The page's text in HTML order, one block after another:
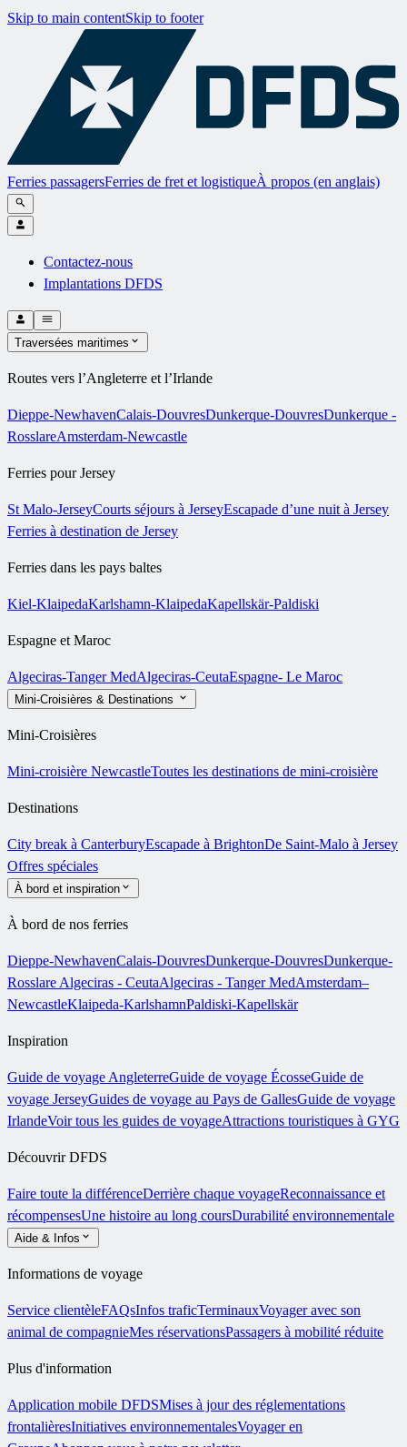
Skip to main contentSkip to footer
Ferries passagersFerries de fret et logistiqueÀ propos (en anglais)
Contactez-nous
Implantations DFDS
Traversées maritimes
Routes vers l’Angleterre et l’Irlande
Dieppe-NewhavenCalais-DouvresDunkerque-DouvresDunkerque -
RosslareAmsterdam-Newcastle
Ferries pour Jersey
St Malo-JerseyCourts séjours à JerseyEscapade d’une nuit à Jersey
Ferries à destination de Jersey
Ferries dans les pays baltes
Kiel-KlaipedaKarlshamn-KlaipedaKapellskär-Paldiski
Espagne et Maroc
Algeciras-Tanger MedAlgeciras-CeutaEspagne- Le Maroc
Mini-Croisières & Destinations
Mini-Croisières
Mini-croisière NewcastleToutes les destinations de mini-croisière
Destinations
City break à CanterburyEscapade à BrightonDe Saint-Malo à Jersey
Offres spéciales
À bord et inspiration
À bord de nos ferries
Dieppe-NewhavenCalais-DouvresDunkerque-DouvresDunkerque-
Rosslare Algeciras - CeutaAlgeciras - Tanger MedAmsterdam–
NewcastleKlaipeda-KarlshamnPaldiski-Kapellskär
Inspiration
Guide de voyage AngleterreGuide de voyage ÉcosseGuide de
voyage JerseyGuides de voyage au Pays de GallesGuide de voyage
IrlandeVoir tous les guides de voyageAttractions touristiques à GYG
Découvrir DFDS
Faire toute la différenceDerrière chaque voyageReconnaissance et
récompensesUne histoire au long coursDurabilité environnementale
Aide & Infos
Informations de voyage
Service clientèleFAQsInfos traficTerminauxVoyager avec son
animal de compagnieMes réservationsPassagers à mobilité réduite
Plus d'information
Application mobile DFDSMises à jour des réglementations
frontalièresInitiatives environnementalesVoyager en